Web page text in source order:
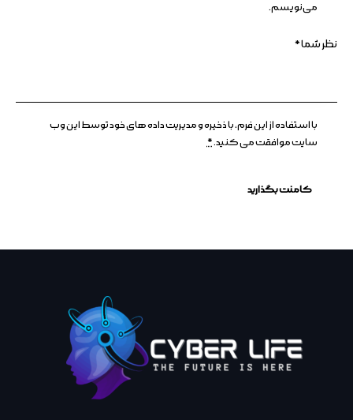
می‌نویسم.
با استفاده از این فرم، با ذخیره و مدیریت داده های خود توسط این وب
سایت موافقت می کنید.*